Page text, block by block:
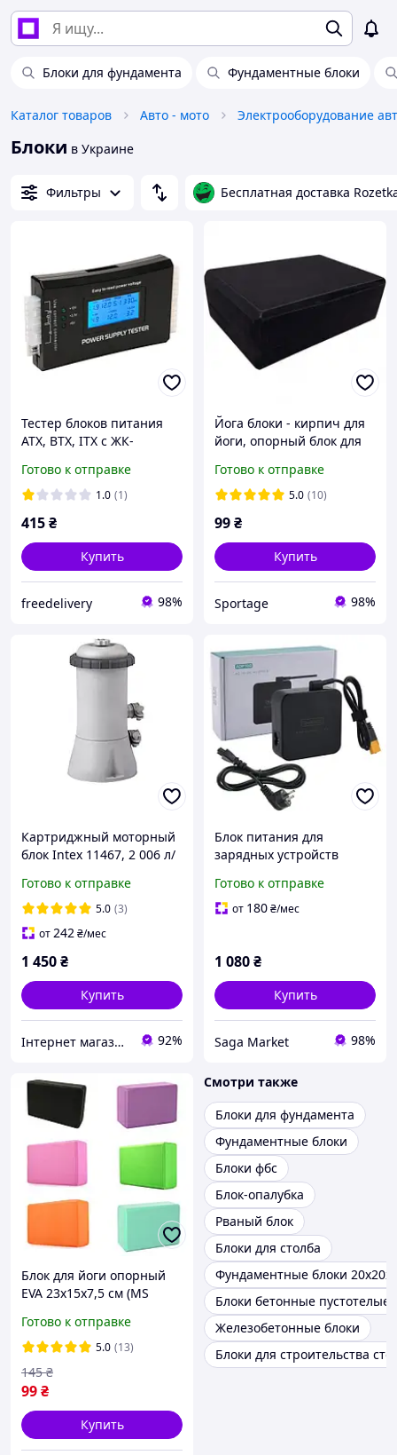
Блоки для фундамента Фундаментные блоки
Каталог товаров Авто - мото Электрооборудование
Блоки в Украине
Фильтры Бесплатная доставка
Тестер блоков питания
ATX, BTX, ITX с ЖК-
Molex
Готово к отправке
1.0 (1)
415₴
Купить
freedelivery 98%
Йога блоки - кирпич для
йоги, опорный блок для
(EVA) цвета в
ассортименте Черный
Готово к отправке
5.0 (10)
99₴
Купить
Sportage 98%
Картриджный моторный
блок Intex 11467, 2 006 л/
КОМПЛЕКТАЦИИ
Готово к отправке
5.0 (3)
от242₴/мес
1 450₴
Купить
Інтернет магазин S-Pool 92%
Блок питания для
зарядных устройств
20В 5А, XT60
Готово к отправке
от 180₴/мес
1 080₴
Купить
Saga Market 98%
Блок для йоги опорный
EVA 23х15х7,5 см (MS
Готово к отправке
5.0 (13)
99₴
145 ₴
Купить
Смотри также
Блоки для фундамента
Фундаментные блоки
Блоки фбс
Блок-опалубка
Рваный блок
Блоки для столба
Фундаментные блоки
Блоки бетонные пустотелые
Железобетонные блоки
Блоки для строительства